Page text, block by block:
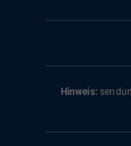
Hinweis: